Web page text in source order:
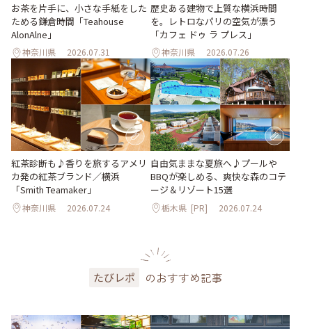
お茶を片手に、小さな手紙をした
ためる鎌倉時間「Teahouse
AlonAlne」
神奈川県 2026.07.31
歴史ある建物で上質な横浜時間
を。レトロなパリの空気が漂う
「カフェ ドゥ ラ プレス」
神奈川県 2026.07.26
紅茶診断も♪香りを旅するアメリ
カ発の紅茶ブランド／横浜
「Smith Teamaker」
神奈川県 2026.07.24
自由気ままな夏旅へ♪プールや
BBQが楽しめる、爽快な森のコテ
ージ＆リゾート15選
栃木県 [PR] 2026.07.24
たびレポ のおすすめ記事